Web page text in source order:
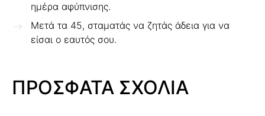
ημέρα αφύπνισης.
Μετά τα 45, σταματάς να ζητάς άδεια για να
είσαι ο εαυτός σου.
ΠΡΟΣΦΑΤΑ ΣΧΟΛΙΑ